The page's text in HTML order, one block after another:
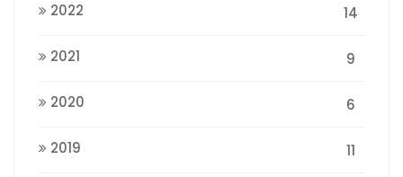
2022 14
2021 9
2020 6
2019 11